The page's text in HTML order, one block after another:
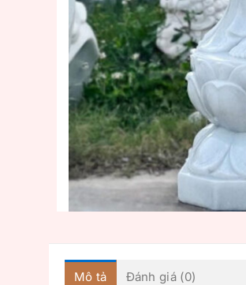
Mô tả Đánh giá (0)